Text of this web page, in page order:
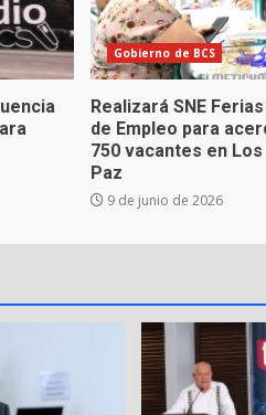
Gobierno de BCS
Realizará SNE
de Empleo para
750 vacantes en Los
Paz
9 de junio de 2026